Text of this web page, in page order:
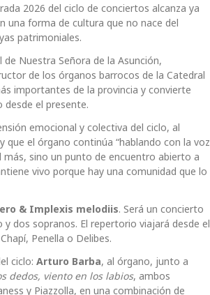
2026 del ciclo de conciertos alcanza ya
una forma de cultura que no nace del
patrimoniales.
Nuestra Señora de la Asunción,
de los órganos barrocos de la Catedral
importantes de la provincia y convierte
desde el presente.
emocional y colectiva del ciclo, al
que el órgano continúa “hablando con la voz
sino un punto de encuentro abierto a
vivo porque hay una comunidad que lo
& Implexis melodiis. Será un concierto
dos sopranos. El repertorio viajará desde el
Penella o Delibes.
ciclo: Arturo Barba, al órgano, junto a
dedos, viento en los labios, ambos
y Piazzolla, en una combinación de